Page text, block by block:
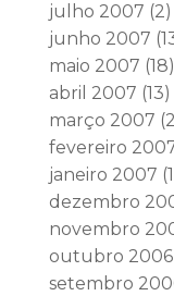
julho 2007 (2)
junho 2007
maio 2007 (18)
abril 2007 (13)
março 2007
fevereiro
janeiro 2007
dezembro
novembro
outubro 2006
setembro